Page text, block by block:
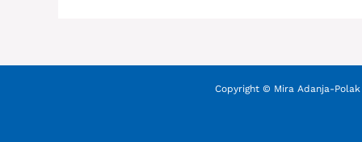
Copyright © Mira Adanja-